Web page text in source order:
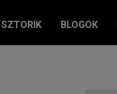
SZTORIK BLOGOK